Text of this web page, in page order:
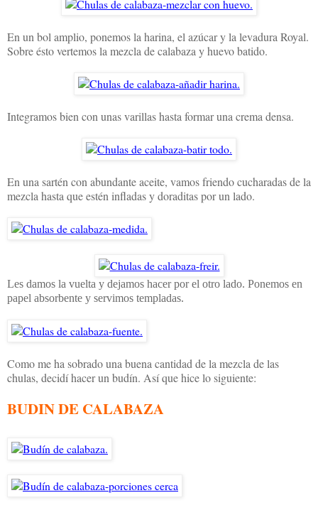
En un bol amplio, ponemos la harina, el azúcar y la levadura Royal.
Sobre ésto vertemos la mezcla de calabaza y huevo batido.
Integramos bien con unas varillas hasta formar una crema densa.
En una sartén con abundante aceite, vamos friendo cucharadas de la
mezcla hasta que estén infladas y doraditas por un lado.
Les damos la vuelta y dejamos hacer por el otro lado. Ponemos en
papel absorbente y servimos templadas.
Como me ha sobrado una buena cantidad de la mezcla de las
chulas, decidí hacer un budín. Así que hice lo siguiente:
BUDIN DE CALABAZA